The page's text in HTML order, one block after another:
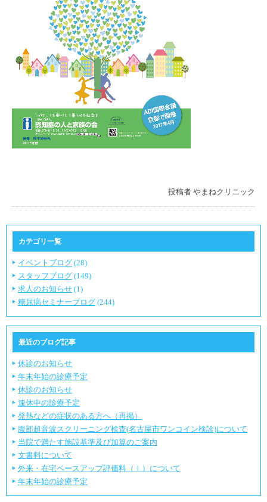
投稿者 やまねクリニック
カテゴリ一覧
イベントブログ (28)
スタッフブログ (149)
求人のお知らせ (1)
糖尿病セミナーブログ (244)
最近のブログ記事
休診のお知らせ
年末年始の診療予定
休診のお知らせ
連休中の診療予定
発熱などの症状のある方へ（再掲）
腹部超音波スクリーニング検査(名古屋市ワンコイン検診)について
当院で満たす施設基準及び加算のご案内
文書料について
外来・在宅ベースアップ評価料（Ⅰ）について
年末年始の診療予定